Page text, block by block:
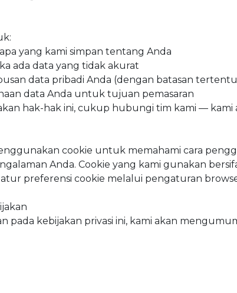
yang kami simpan tentang Anda
ada data yang tidak akurat
data pribadi Anda (dengan batasan
data Anda untuk tujuan pemasaran
hak-hak ini, cukup hubungi tim kami — kami
cookie untuk memahami cara
Anda. Cookie yang kami gunakan
preferensi cookie melalui pengaturan
pada kebijakan privasi ini, kami akan